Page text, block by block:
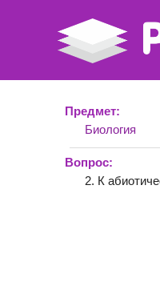
Предмет:
Биология
Вопрос:
2. К